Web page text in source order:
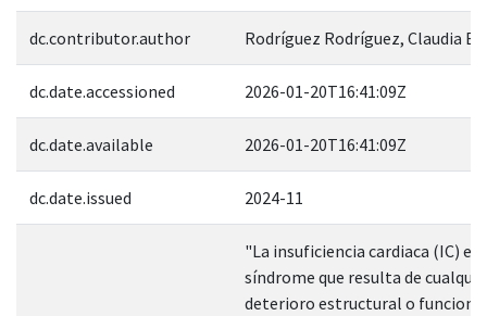
dc.contributor.author Rodríguez Rodríguez, Claudia
dc.date.accessioned 2026-01-20T16:41:09Z
dc.date.available 2026-01-20T16:41:09Z
dc.date.issued 2024-11
"La insuficiencia cardiaca (IC) es
síndrome que resulta de
deterioro estructural o